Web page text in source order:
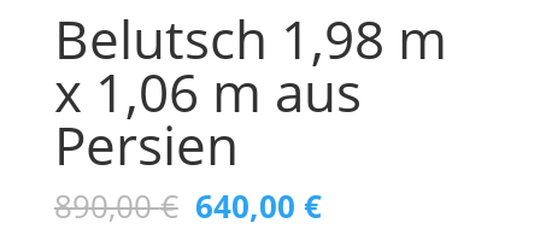
Belutsch 1,98 m
x 1,06 m aus
Persien
890,00€ Ursprünglicher
640,00 €Aktueller